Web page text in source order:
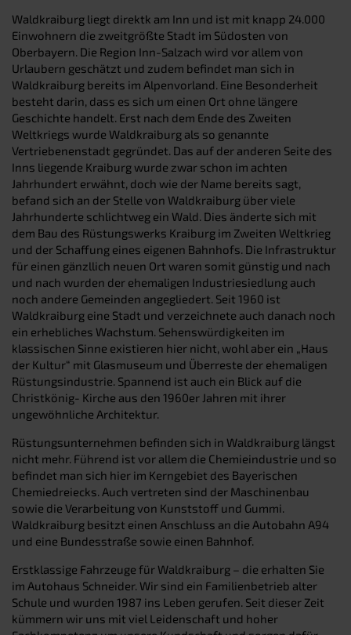
Waldkraiburg liegt direktk am Inn und ist mit knapp 24.000
Einwohnern die zweitgrößte Stadt im Südosten von
Oberbayern. Die Region Inn-Salzach wird vor allem von
Urlaubern geschätzt und zudem befindet man sich in
Waldkraiburg bereits im Alpenvorland. Eine Besonderheit
besteht darin, dass es sich um einen Ort ohne längere
Geschichte handelt. Erst nach dem Ende des Zweiten
Weltkriegs wurde Waldkraiburg als so genannte
Vertriebenenstadt gegründet. Das auf der anderen Seite des
Inns liegende Kraiburg wurde zwar schon im achten
Jahrhundert erwähnt, doch wie der Name bereits sagt,
befand sich an der Stelle von Waldkraiburg über viele
Jahrhunderte schlichtweg ein Wald. Dies änderte sich mit
dem Bau des Rüstungswerks Kraiburg im Zweiten Weltkrieg
und der Schaffung eines eigenen Bahnhofs. Die Infrastruktur
für einen gänzllich neuen Ort waren somit günstig und nach
und nach wurden der ehemaligen Industriesiedlung auch
noch andere Gemeinden angegliedert. Seit 1960 ist
Waldkraiburg eine Stadt und verzeichnete auch danach noch
ein erhebliches Wachstum. Sehenswürdigkeiten im
klassischen Sinne existieren hier nicht, wohl aber ein „Haus
der Kultur“ mit Glasmuseum und Überreste der ehemaligen
Rüstungsindustrie. Spannend ist auch ein Blick auf die
Christkönig- Kirche aus den 1960er Jahren mit ihrer
ungewöhnliche Architektur.
Rüstungsunternehmen befinden sich in Waldkraiburg längst
nicht mehr. Führend ist vor allem die Chemieindustrie und so
befindet man sich hier im Kerngebiet des Bayerischen
Chemiedreiecks. Auch vertreten sind der Maschinenbau
sowie die Verarbeitung von Kunststoff und Gummi.
Waldkraiburg besitzt einen Anschluss an die Autobahn A94
und eine Bundesstraße sowie einen Bahnhof.
Erstklassige Fahrzeuge für Waldkraiburg – die erhalten Sie
im Autohaus Schneider. Wir sind ein Familienbetrieb alter
Schule und wurden 1987 ins Leben gerufen. Seit dieser Zeit
kümmern wir uns mit viel Leidenschaft und hoher